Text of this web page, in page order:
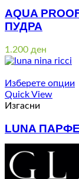
AQUA
ПУДРА
1.200 ден
Изберете опции
Quick View
Изгасни
LUNA
2.800ден –